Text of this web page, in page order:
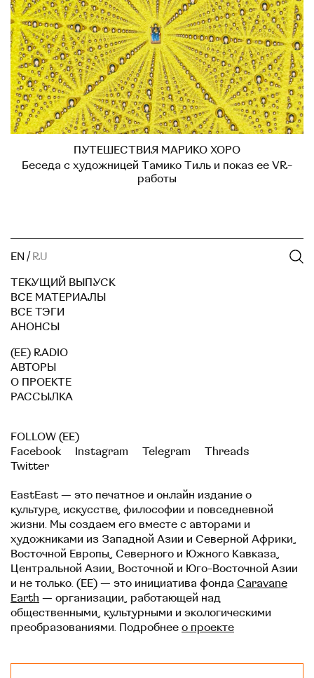
ПУТЕШЕСТВИЯ МАРИКО ХОРО
Беседа с художницей Тамико Тиль и показ ее VR-
работы
EN / RU
ТЕКУЩИЙ ВЫПУСК
ВСЕ МАТЕРИАЛЫ
ВСЕ ТЭГИ
АНОНСЫ
(EE) RADIO
АВТОРЫ
О ПРОЕКТЕ
РАССЫЛКА
FOLLOW (EE)
Facebook
Instagram Telegram
Threads
Twitter
EastEast — это печатное и онлайн издание о
культуре, искусстве, философии и повседневной
жизни. Мы создаем его вместе с авторами и
художниками из Западной Азии и Северной Африки,
Восточной Европы, Северного и Южного Кавказа,
Центральной Азии, Восточной и Юго-Восточной Азии
и не только. (EE) — это инициатива фонда Caravane
Earth — организации, работающей над
общественными, культурными и экологическими
преобразованиями. Подробнее о проекте